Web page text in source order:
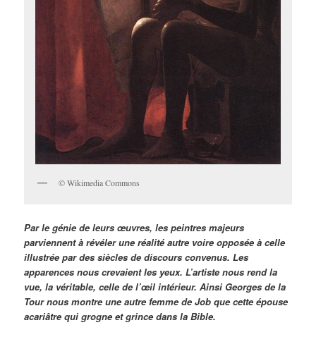
© Wikimedia Commons
Par le génie de leurs œuvres, les peintres majeurs
parviennent à révéler une réalité autre voire opposée à celle
illustrée par des siècles de discours convenus. Les
apparences nous crevaient les yeux. L’artiste nous rend la
vue, la véritable, celle de l’œil intérieur. Ainsi Georges de la
Tour nous montre une autre femme de Job que cette épouse
acariâtre qui grogne et grince dans la Bible.